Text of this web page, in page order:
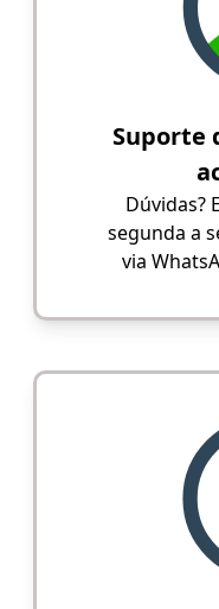
Suporte
Dúvidas?
segunda a
via